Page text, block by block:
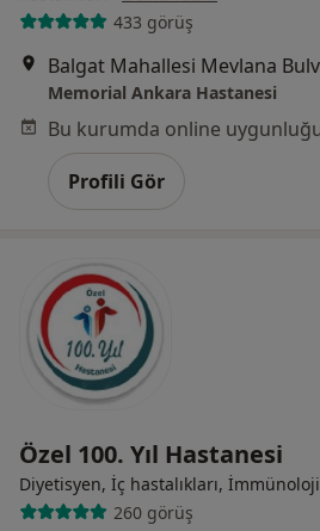
433 görüş
Memorial Ankara Hastanesi
Profili Gör
Özel 100. Yıl Hastanesi
Diyetisyen, İç hastalıkları, İmmünoloji
260 görüş